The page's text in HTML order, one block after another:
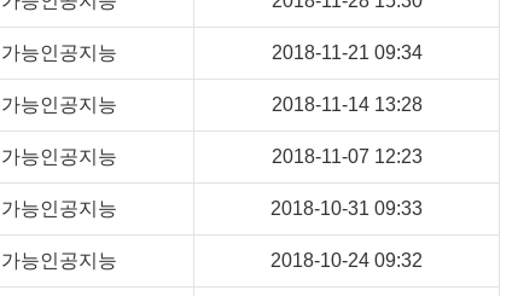
능인공지능 2018-11-21 09:34
능인공지능 2018-11-14 13:28
능인공지능 2018-11-07 12:23
능인공지능 2018-10-31 09:33
능인공지능 2018-10-24 09:32